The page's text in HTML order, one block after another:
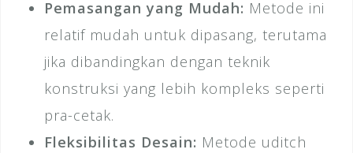
Pemasangan yang Mudah: Metode ini
relatif mudah untuk dipasang, terutama
jika dibandingkan dengan teknik
konstruksi yang lebih kompleks seperti
pra-cetak.
Fleksibilitas Desain: Metode uditch